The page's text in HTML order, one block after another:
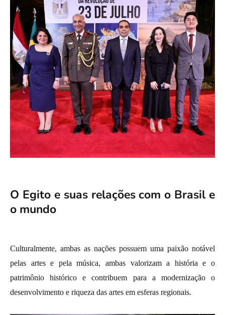
O Egito e suas relações com o Brasil e
o mundo
Culturalmente, ambas as nações possuem uma paixão notável
pelas artes e pela música, ambas valorizam a história e o
patrimônio histórico e contribuem para a modernização o
desenvolvimento e riqueza das artes em esferas regionais.